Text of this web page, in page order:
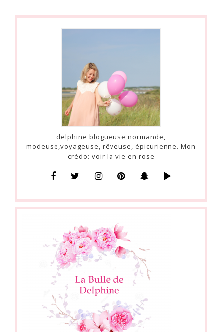
delphine blogueuse normande,
modeuse,voyageuse, rêveuse, épicurienne. Mon
crédo: voir la vie en rose